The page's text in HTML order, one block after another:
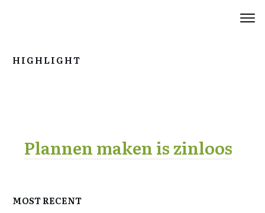
HIGHLIGHT
Plannen maken is zinloos
MOST RECENT